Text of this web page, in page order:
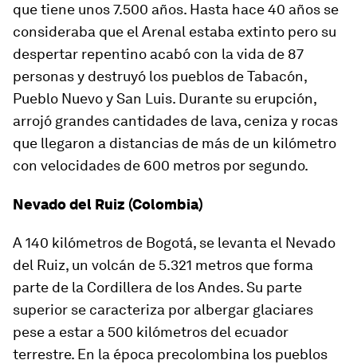
que tiene unos 7.500 años. Hasta hace 40 años se
consideraba que el Arenal estaba extinto pero su
despertar repentino acabó con la vida de 87
personas y destruyó los pueblos de Tabacón,
Pueblo Nuevo y San Luis. Durante su erupción,
arrojó grandes cantidades de lava, ceniza y rocas
que llegaron a distancias de más de un kilómetro
con velocidades de 600 metros por segundo.
Nevado del Ruiz (Colombia)
A 140 kilómetros de Bogotá, se levanta el Nevado
del Ruiz, un volcán de 5.321 metros que forma
parte de la Cordillera de los Andes. Su parte
superior se caracteriza por albergar glaciares
pese a estar a 500 kilómetros del ecuador
terrestre. En la época precolombina los pueblos